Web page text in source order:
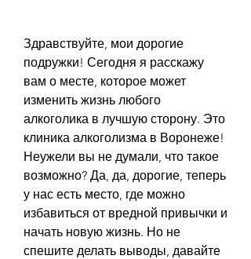
Здравствуйте, мои дорогие
подружки! Сегодня я расскажу
вам о месте, которое может
изменить жизнь любого
алкоголика в лучшую сторону. Это
клиника алкоголизма в Воронеже!
Неужели вы не думали, что такое
возможно? Да, да, дорогие, теперь
у нас есть место, где можно
избавиться от вредной привычки и
начать новую жизнь. Но не
спешите делать выводы, давайте